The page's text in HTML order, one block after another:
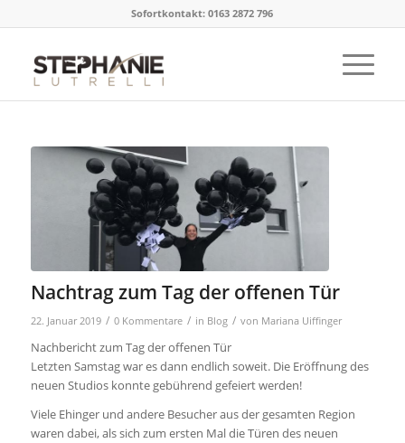
Sofortkontakt: 0163 2872 796
Nachtrag zum Tag der offenen Tür
22. Januar 2019 / 0 Kommentare / in Blog / von Mariana Uiffinger
Nachbericht zum Tag der offenen Tür
Letzten Samstag war es dann endlich soweit. Die Eröffnung des
neuen Studios konnte gebührend gefeiert werden!
Viele Ehinger und andere Besucher aus der gesamten Region
waren dabei, als sich zum ersten Mal die Türen des neuen